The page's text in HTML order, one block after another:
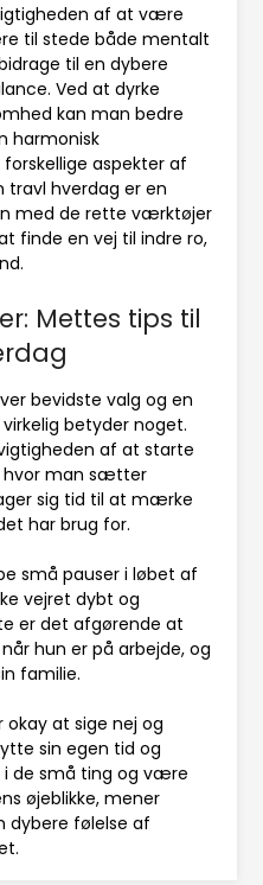
af at være
til stede både mentalt
til en dybere
Ved at dyrke
kan man bedre
harmonisk
aspekter af
travl hverdag er en
med de rette værktøjer
finde en vej til indre ro,
Mettes tips til
bevidste valg og en
betyder noget.
af at starte
hvor man sætter
sig tid til at mærke
har brug for.
små pauser i løbet af
vejret dybt og
er det afgørende at
hun er på arbejde, og
familie.
at sige nej og
sin egen tid og
de små ting og være
øjeblikke, mener
dybere følelse af